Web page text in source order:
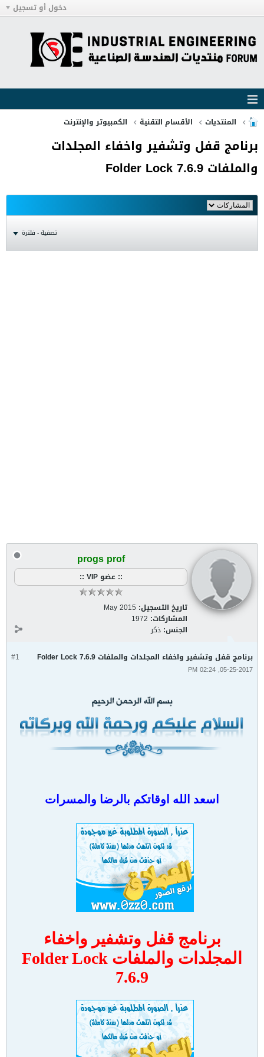
دخول أو تسجيل
المنتديات الأقسام التقنية الكمبيوتر والإنترنت
برنامج قفل وتشفير واخفاء المجلدات
والملفات Folder Lock 7.6.9
تصفية - فلترة
progs prof
:: عضو VIP ::
تاريخ التسجيل: May 2015
المشاركات: 1972
الجنس: ذكر
#1 برنامج قفل وتشفير واخفاء المجلدات والملفات Folder Lock 7.6.9
05-25-2017, 02:24 PM
اسعد الله اوقاتكم بالرضا والمسرات
برنامج قفل وتشفير واخفاء
المجلدات والملفات Folder Lock
7.6.9